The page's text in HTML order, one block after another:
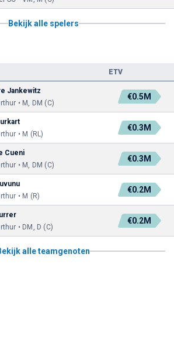
Bekijk alle spelers
ETV
Jankewitz
• M, DM (C)
€0.5M
• M (RL)
€0.3M
Cueni
• M, DM (C)
€0.3M
• M (R)
€0.2M
• DM, D (C)
€0.2M
alle teamgenoten